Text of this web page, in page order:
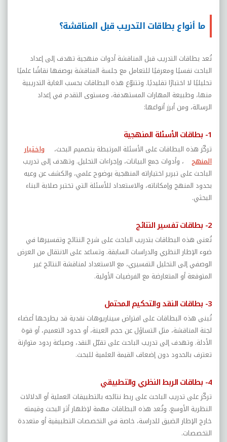
ما أنواع بطاقات التدريب قبل المناقشة؟
تُعد بطاقات التدريب قبل المناقشة أدوات منهجية تهدف إلى إعداد
الباحث نفسيًا ومعرفيًا للتعامل مع جلسة المناقشة بوصفها نقاشًا علميًا
تحليليًا لا اختبارًا تقليديًا. وتتنوّع هذه البطاقات بحسب الغاية التدريبية
منها، وطبيعة المهارات المستهدفة، ومستوى التقدم في إعداد
الرسالة، ومن أبرز أنواعها:
1- بطاقات الأسئلة المنهجية
تركّز هذه البطاقات على الأسئلة المرتبطة بتصميم البحث،
واختيار
المنهج
، وأدوات جمع البيانات، وإجراءات التحليل. وتهدف إلى تدريب
الباحث على تبرير اختياراته المنهجية بوضوح علمي، والكشف عن وعيه
بحدود المنهج وإمكاناته، والاستعداد للأسئلة التي تختبر صلابة البناء
البحثي.
2- بطاقات تفسير النتائج
تُعنى هذه البطاقات بتدريب الباحث على شرح النتائج وتفسيرها في
ضوء الإطار النظري والدراسات السابقة. وتساعد على الانتقال من العرض
الوصفي إلى التحليل التفسيري، مع الاستعداد لمناقشة النتائج غير
المتوقعة أو المتعارضة مع الفرضيات الأولية.
3- بطاقات النقد والتحكيم المحتمل
تُبنى هذه البطاقات على افتراض سيناريوهات نقدية قد يطرحها أعضاء
لجنة المناقشة، مثل التساؤل عن حجم العينة، أو حدود التعميم، أو قوة
الأدلة. وتهدف إلى تدريب الباحث على تقبّل النقد، وصياغة ردود متوازنة
تعترف بالحدود دون إضعاف القيمة العلمية للبحث.
4- بطاقات الربط النظري والتطبيقي
تركّز على تدريب الباحث على ربط نتائجه بالتطبيقات العملية أو الدلالات
النظرية الأوسع. وتُعد هذه البطاقات مهمة لإظهار أثر البحث وقيمته
خارج الإطار الضيق للدراسة، خاصة في التخصصات التطبيقية أو متعددة
التخصصات.